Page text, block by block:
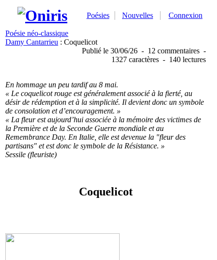
Poésies Nouvelles Connexion
Poésie néo-classique
Damy Cantarrieu : Coquelicot
Publié le 30/06/26 - 12 commentaires -
1327 caractères - 140 lectures
En hommage un peu tardif au 8 mai.
« Le coquelicot rouge est généralement associé à la fierté, au
désir de rédemption et à la simplicité. Il devient donc un symbole
de consolation et d’encouragement. »
« La fleur est aujourd’hui associée à la mémoire des victimes de
la Première et de la Seconde Guerre mondiale et au
Remembrance Day. En Italie, elle est devenue la "fleur des
partisans" et est donc le symbole de la Résistance. »
Sessile (fleuriste)
Coquelicot